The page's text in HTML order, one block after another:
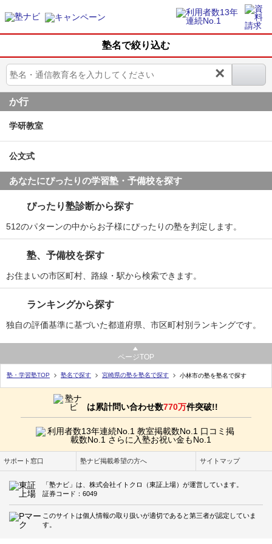
塾名で絞り込む
×
か行
学研教室
公文式
あなたにぴったりの学習塾・予備校を探す
ぴったり塾診断から探す
512のパターンの中からお子様にぴったりの塾を判定します。
塾、予備校を探す
お住まいの市区町村、路線・駅から検索できます。
ランキングから探す
独自の評価基準に基づいた都道府県、市区町村別ランキングです。
ページTOP
塾・学習塾TOP 塾名で探す 宮崎県の塾を塾名で探す 小林市の塾を塾名で探す
は累計問い合わせ数770万件突破!!
サポート窓口 塾ナビ掲載希望の方へ サイトマップ
「塾ナビ」は、株式会社イトクロ（東証上場）が運営しています。
証券コード：6049
このサイトは個人情報の取り扱いが適切であると第三者が認定していま
す。